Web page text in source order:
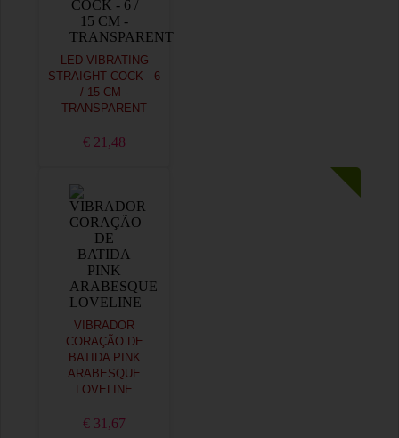
LED VIBRATING
STRAIGHT COCK - 6
/ 15 CM -
TRANSPARENT
€ 21,48
VIBRADOR
CORAÇÃO DE
BATIDA PINK
ARABESQUE
LOVELINE
€ 31,67